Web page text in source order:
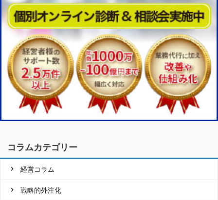
コラムカテゴリー
経営コラム
戦略的外注化